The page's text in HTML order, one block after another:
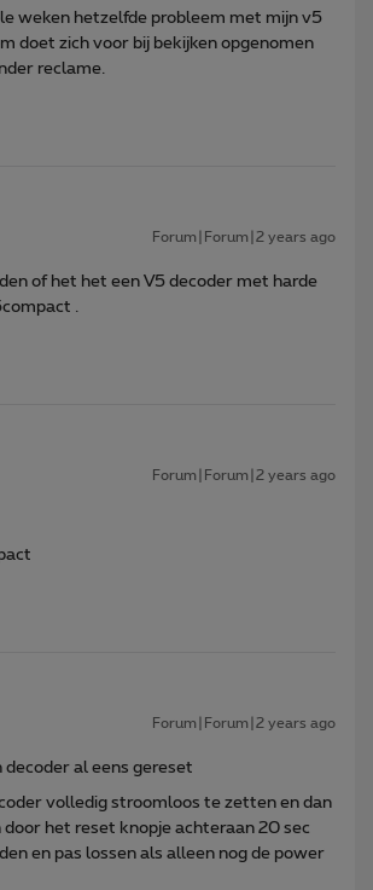
weken hetzelfde probleem met mijn v5
doet zich voor bij bekijken opgenomen
reclame.
Forum|Forum|2 years ago
of het het een V5 decoder met harde
.
Forum|Forum|2 years ago
Forum|Forum|2 years ago
decoder al eens gereset
volledig stroomloos te zetten en dan
het reset knopje achteraan 20 sec
en pas lossen als alleen nog de power